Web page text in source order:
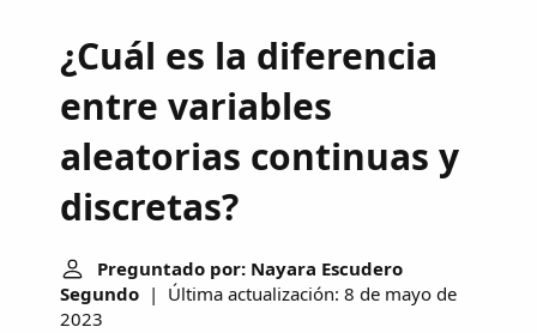
¿Cuál es la diferencia
entre variables
aleatorias continuas y
discretas?
Preguntado por: Nayara Escudero
Segundo | Última actualización: 8 de mayo de
2023